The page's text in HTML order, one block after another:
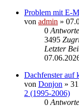
Problem mit E-
von admin »
0
3495
Letzter
Dachfenster auf
von Donjon »
2 (1995-2006)
0